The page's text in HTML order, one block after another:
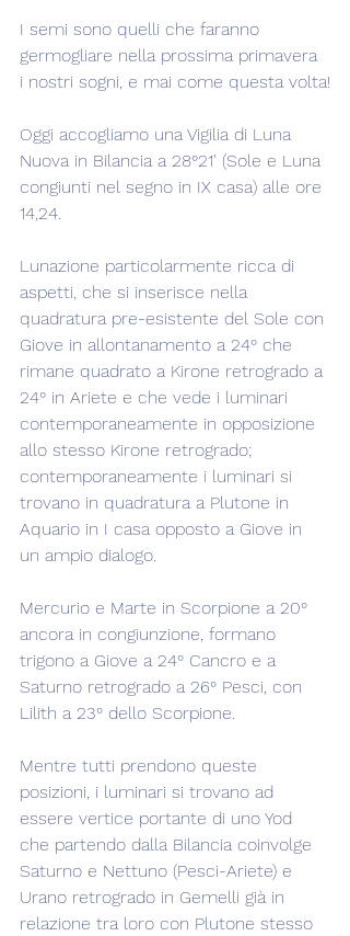
I semi sono quelli che faranno
germogliare nella prossima primavera
i nostri sogni, e mai come questa volta!
Oggi accogliamo una Vigilia di Luna
Nuova in Bilancia a 28°21' (Sole e Luna
congiunti nel segno in IX casa) alle ore
14,24.
Lunazione particolarmente ricca di
aspetti, che si inserisce nella
quadratura pre-esistente del Sole con
Giove in allontanamento a 24° che
rimane quadrato a Kirone retrogrado a
24° in Ariete e che vede i luminari
contemporaneamente in opposizione
allo stesso Kirone retrogrado;
contemporaneamente i luminari si
trovano in quadratura a Plutone in
Aquario in I casa opposto a Giove in
un ampio dialogo.
Mercurio e Marte in Scorpione a 20°
ancora in congiunzione, formano
trigono a Giove a 24° Cancro e a
Saturno retrogrado a 26° Pesci, con
Lilith a 23° dello Scorpione.
Mentre tutti prendono queste
posizioni, i luminari si trovano ad
essere vertice portante di uno Yod
che partendo dalla Bilancia coinvolge
Saturno e Nettuno (Pesci-Ariete) e
Urano retrogrado in Gemelli già in
relazione tra loro con Plutone stesso